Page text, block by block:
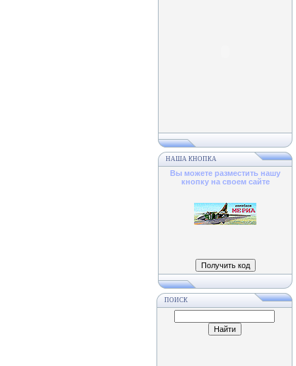
НАША КНОПКА
Вы можете разместить нашу
кнопку на своем сайте
ПОИСК